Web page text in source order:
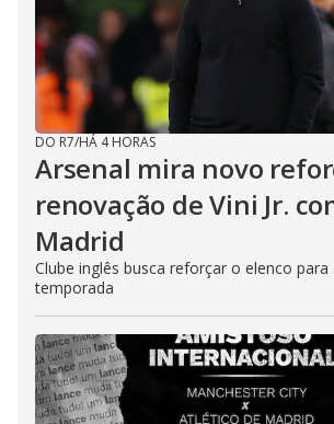
DO R7/HÁ 4 HORAS
Arsenal mira novo
renovação de Vini Jr.
Madrid
Clube inglês busca reforçar o elenco para
temporada